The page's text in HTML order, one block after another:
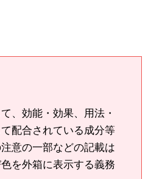
、効能・効果、用法・
配合されている成分等
意の一部などの記載は
を外箱に表示する義務